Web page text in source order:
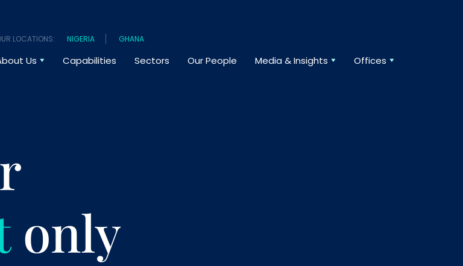
LOCATIONS: NIGERIA GHANA
Us Capabilities Sectors Our People Media & Insights Offices
only